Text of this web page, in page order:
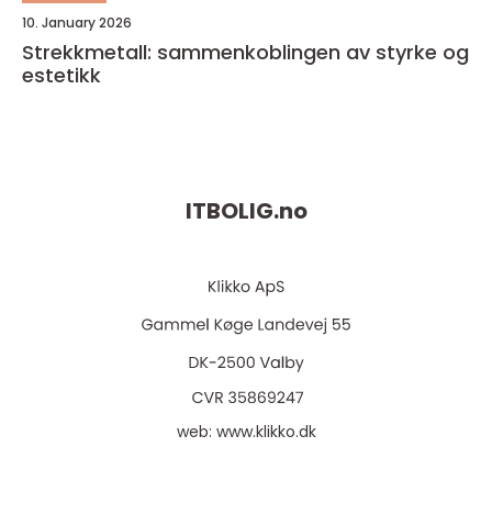
10. January 2026
Strekkmetall: sammenkoblingen av styrke og
estetikk
ITBOLIG.no
web: www.klikko.dk